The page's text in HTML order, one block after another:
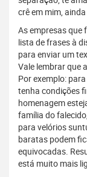
crê em mim,
As empresas que
lista de frases à
para enviar um
Vale lembrar que
Por exemplo:
tenha condições
homenagem
família do
para velórios
baratas podem
equivocadas.
está muito mais